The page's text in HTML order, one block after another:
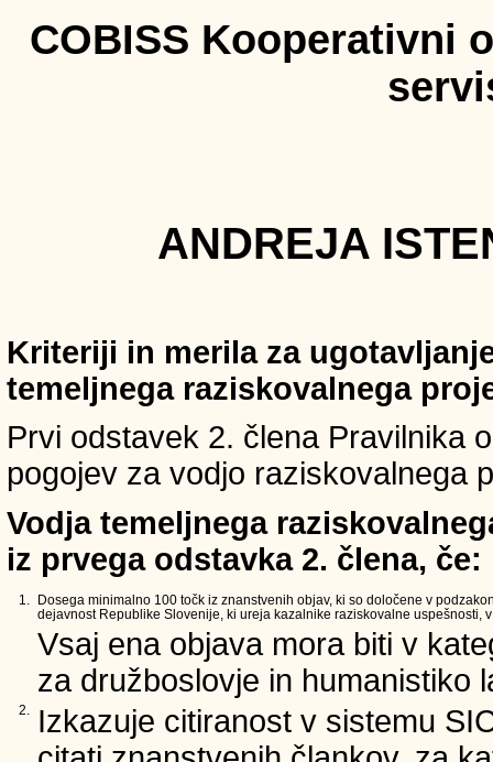
COBISS Kooperativni
ANDREJA
Kriteriji in merila za
temeljnega raziskovalnega
Prvi odstavek 2. člena Pravilnika
pogojev za vodjo raziskovalnega
Vodja temeljnega
iz prvega odstavka 2. člena, če:
1.
Dosega minimalno 100 točk iz znanstvenih objav, ki so določene v
dejavnost Republike Slovenije, ki ureja kazalnike raziskovalne uspešnosti,
Vsaj ena objava mora biti v
za družboslovje in humanistiko
2.
Izkazuje citiranost v sistemu